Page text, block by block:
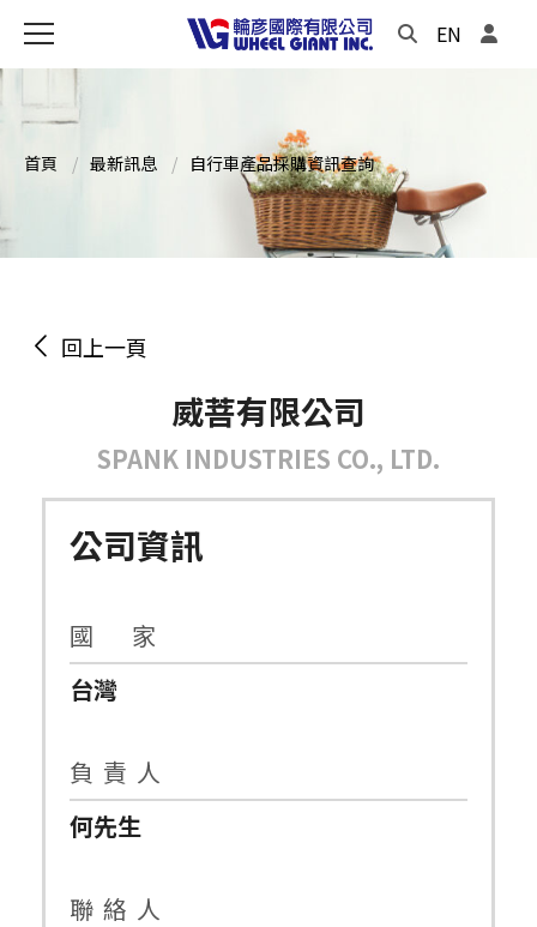
EN
首頁 最新訊息 自行車產品採購資訊查詢
回上一頁
威菩有限公司
SPANK INDUSTRIES CO., LTD.
公司資訊
國 家
台灣
負 責 人
何先生
聯 絡 人